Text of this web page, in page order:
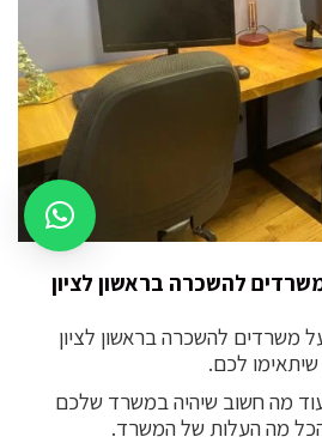
להשכרה בראשון לציון
להשכרה בראשון לציון
לכם.
מה חשוב שיהיה במשרד שלכם
הכל מה העלות של המשרד.